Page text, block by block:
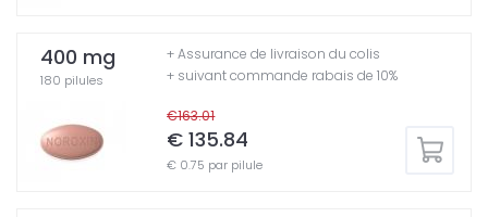
400 mg
180 pilules
€163.01
€ 135.84
€ 0.75 par pilule
+ Assurance de livraison du colis
+ suivant commande rabais de 10%